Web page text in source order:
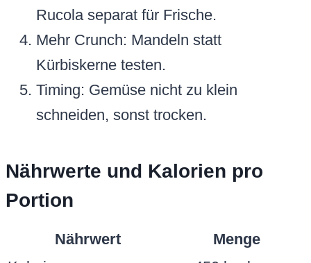
Rucola separat für Frische.
Mehr Crunch: Mandeln statt
Kürbiskerne testen.
Timing: Gemüse nicht zu klein
schneiden, sonst trocken.
Nährwerte und Kalorien pro
Portion
Nährwert
Menge